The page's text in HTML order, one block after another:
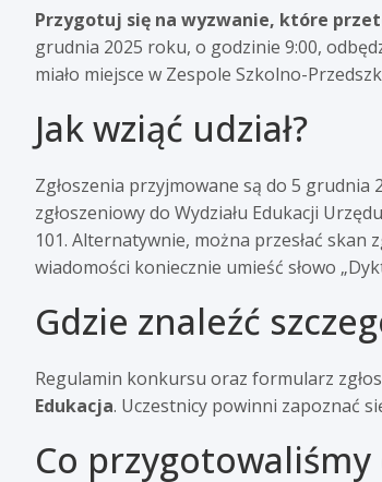
Przygotuj się na wyzwanie, które
grudnia 2025 roku, o godzinie 9:00,
miało miejsce w Zespole Szkolno-
Jak wziąć udział?
Zgłoszenia przyjmowane są do 5
zgłoszeniowy do Wydziału Edukacji
101. Alternatywnie, można przesłać skan
wiadomości koniecznie umieść słowo
Gdzie znaleźć
Regulamin konkursu oraz formularz
Edukacja. Uczestnicy powinni zapoznać
Co